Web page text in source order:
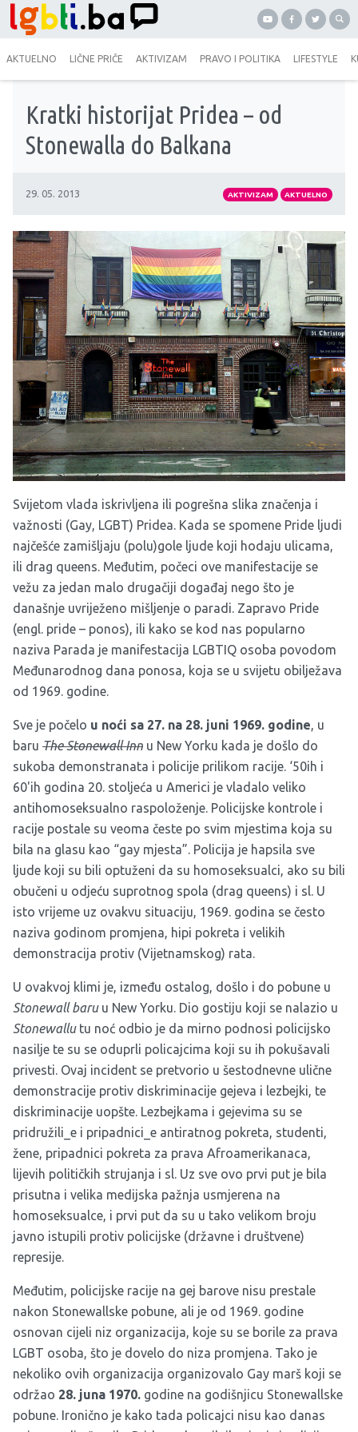
AKTUELNO LIČNE PRIČE AKTIVIZAM PRAVO I POLITIKA LIFESTYLE
Kratki historijat Pridea – od
Stonewalla do Balkana
29. 05. 2013 AKTIVIZAM AKTUELNO
Svijetom vlada iskrivljena ili pogrešna slika značenja i
važnosti (Gay, LGBT) Pridea. Kada se spomene Pride ljudi
najčešće zamišljaju (polu)gole ljude koji hodaju ulicama,
ili drag queens. Međutim, počeci ove manifestacije se
vežu za jedan malo drugačiji događaj nego što je
današnje uvriježeno mišljenje o paradi. Zapravo Pride
(engl. pride – ponos), ili kako se kod nas popularno
naziva Parada je manifestacija LGBTIQ osoba povodom
Međunarodnog dana ponosa, koja se u svijetu obilježava
od 1969. godine.
Sve je počelo u noći sa 27. na 28. juni 1969. godine, u
baru The Stonewall Inn u New Yorku kada je došlo do
sukoba demonstranata i policije prilikom racije. ‘50ih i
60'ih godina 20. stoljeća u Americi je vladalo veliko
antihomoseksualno raspoloženje. Policijske kontrole i
racije postale su veoma česte po svim mjestima koja su
bila na glasu kao “gay mjesta”. Policija je hapsila sve
ljude koji su bili optuženi da su homoseksualci, ako su bili
obučeni u odjeću suprotnog spola (drag queens) i sl. U
isto vrijeme uz ovakvu situaciju, 1969. godina se često
naziva godinom promjena, hipi pokreta i velikih
demonstracija protiv (Vijetnamskog) rata.
U ovakvoj klimi je, između ostalog, došlo i do pobune u
Stonewall baru u New Yorku. Dio gostiju koji se nalazio u
Stonewallutu noć odbio je da mirno podnosi policijsko
nasilje te su se oduprli policajcima koji su ih pokušavali
privesti. Ovaj incident se pretvorio u šestodnevne ulične
demonstracije protiv diskriminacije gejeva i lezbejki, te
diskriminacije uopšte. Lezbejkama i gejevima su se
pridružili_e i pripadnici_e antiratnog pokreta, studenti,
žene, pripadnici pokreta za prava Afroamerikanaca,
lijevih političkih strujanja i sl. Uz sve ovo prvi put je bila
prisutna i velika medijska pažnja usmjerena na
homoseksualce, i prvi put da su u tako velikom broju
javno istupili protiv policijske (državne i društvene)
represije.
Međutim, policijske racije na gej barove nisu prestale
nakon Stonewallske pobune, ali je od 1969. godine
osnovan cijeli niz organizacija, koje su se borile za prava
LGBT osoba, što je dovelo do niza promjena. Tako je
nekoliko ovih organizacija organizovalo Gay marš koji se
održao 28. juna 1970. godine na godišnjicu Stonewallske
pobune. Ironično je kako tada policajci nisu kao danas